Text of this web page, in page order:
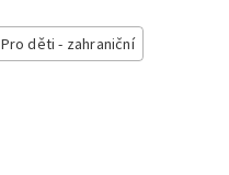
Pro děti - zahraniční